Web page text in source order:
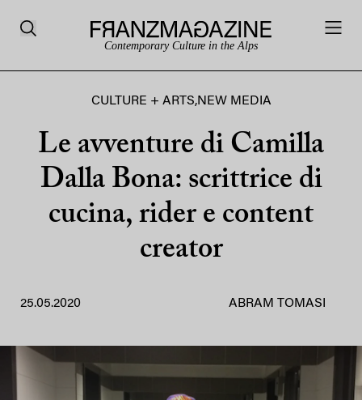
Contemporary Culture in the Alps
CULTURE + ARTS,NEW MEDIA
Le avventure di Camilla
Dalla Bona: scrittrice di
cucina, rider e content
creator
25.05.2020 ABRAM TOMASI